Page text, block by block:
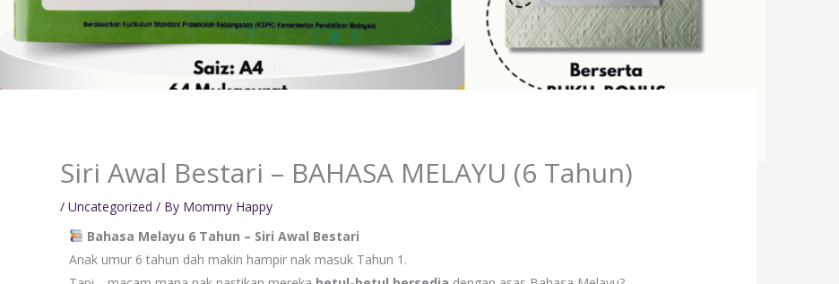
Siri Awal Bestari – BAHASA MELAYU (6 Tahun)
/Uncategorized / By Mommy Happy
Bahasa Melayu 6 Tahun – Siri Awal Bestari
Anak umur 6 tahun dah makin hampir nak masuk Tahun 1.